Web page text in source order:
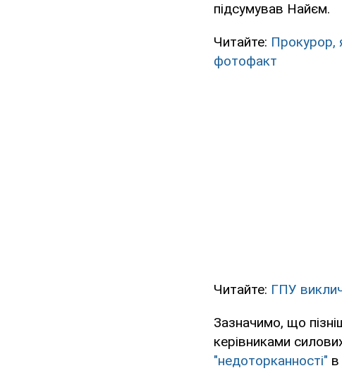
підсумував Найєм.
Читайте: Прокурор,
фотофакт
Читайте: ГПУ
Зазначимо, що
керівниками
"недоторканності" в